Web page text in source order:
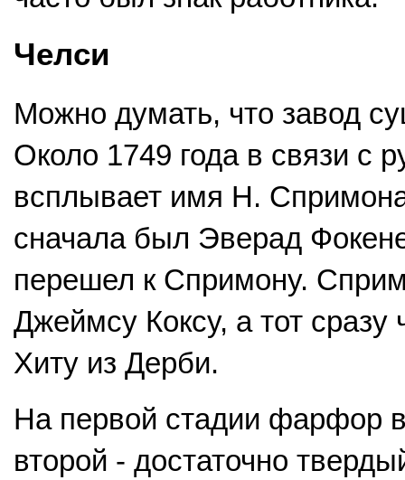
Челси
Можно думать, что завод
Около 1749 года в связи с
всплывает имя Н.
сначала был Эверад
перешел к Спримону.
Джеймсу Коксу, а тот
Хиту из Дерби.
На первой стадии фарфор
второй - достаточно